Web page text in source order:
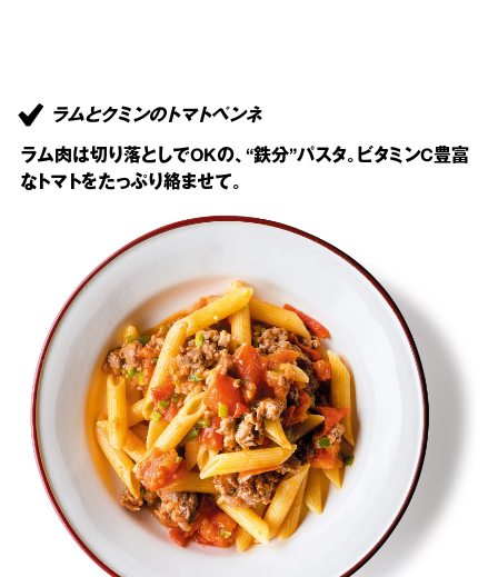
ラムとクミンのトマトペンネ
ラム肉は切り落としでOKの、“鉄分”パスタ。ビタミンC豊富
なトマトをたっぷり絡ませて。